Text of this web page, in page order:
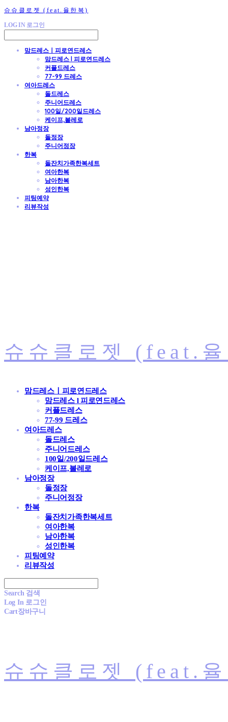
슈슈클로젯 (feat.율한복)
LOG IN 로그인
맘드레스ㅣ피로연드레스
맘드레스 l 피로연드레스
커플드레스
77-99 드레스
여아드레스
돌드레스
주니어드레스
100일/200일드레스
케이프,볼레로
남아정장
돌정장
주니어정장
한복
돌잔치가족한복세트
여아한복
남아한복
성인한복
피팅예약
리뷰작성
슈슈클로젯 (feat.
맘드레스ㅣ피로연드레스
맘드레스 l 피로연드레스
커플드레스
77-99 드레스
여아드레스
돌드레스
주니어드레스
100일/200일드레스
케이프,볼레로
남아정장
돌정장
주니어정장
한복
돌잔치가족한복세트
여아한복
남아한복
성인한복
피팅예약
리뷰작성
Search 검색
Log In 로그인
Cart장바구니
슈슈클로젯 (feat.